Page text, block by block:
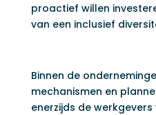
proactief willen
van een inclusief
Binnen de
mechanismen en
enerzijds de